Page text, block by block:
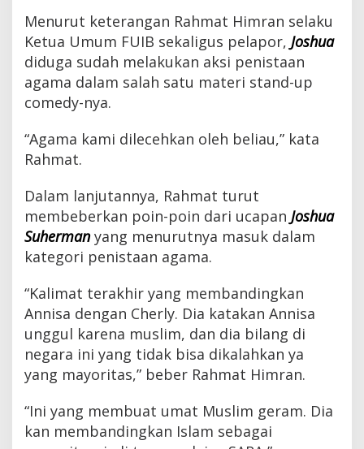
a
m
a
Menurut keterangan Rahmat Himran selaku
Ketua Umum FUIB sekaligus pelapor, Joshua
diduga sudah melakukan aksi penistaan
agama dalam salah satu materi stand-up
comedy-nya.
“Agama kami dilecehkan oleh beliau,” kata
Rahmat.
Dalam lanjutannya, Rahmat turut
membeberkan poin-poin dari ucapan Joshua
Suhermanyang menurutnya masuk dalam
kategori penistaan agama.
“Kalimat terakhir yang membandingkan
Annisa dengan Cherly. Dia katakan Annisa
unggul karena muslim, dan dia bilang di
negara ini yang tidak bisa dikalahkan ya
yang mayoritas,” beber Rahmat Himran.
“Ini yang membuat umat Muslim geram. Dia
kan membandingkan Islam sebagai